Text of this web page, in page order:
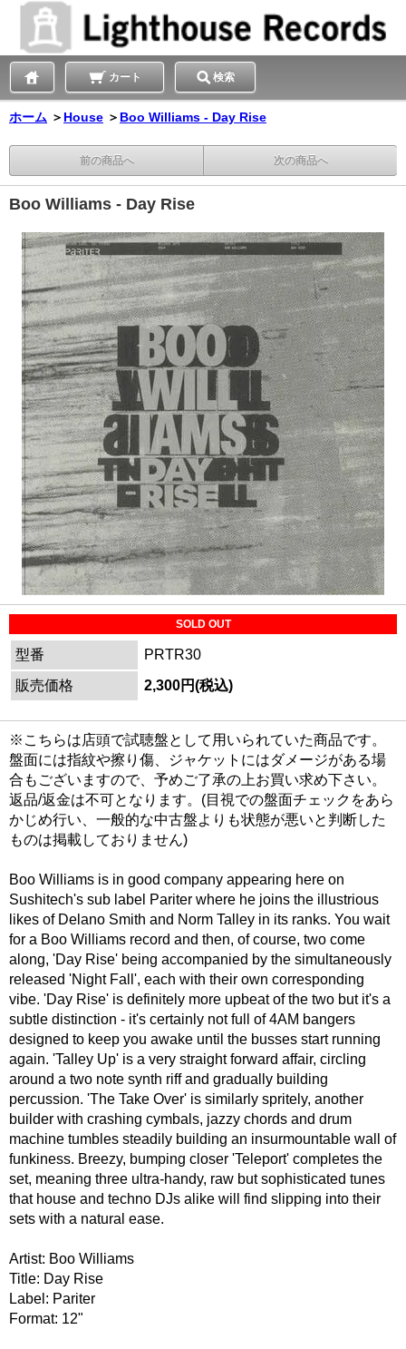
カート 検索
ホーム ＞ House ＞ Boo Williams - Day Rise
前の商品へ 次の商品へ
Boo Williams - Day Rise
SOLD OUT
型番
PRTR30
販売価格
2,300円(税込)
※こちらは店頭で試聴盤として用いられていた商品です。
盤面には指紋や擦り傷、ジャケットにはダメージがある場
合もございますので、予めご了承の上お買い求め下さい。
返品/返金は不可となります。(目視での盤面チェックをあら
かじめ行い、一般的な中古盤よりも状態が悪いと判断した
ものは掲載しておりません)
Boo Williams is in good company appearing here on
Sushitech's sub label Pariter where he joins the illustrious
likes of Delano Smith and Norm Talley in its ranks. You wait
for a Boo Williams record and then, of course, two come
along, 'Day Rise' being accompanied by the simultaneously
released 'Night Fall', each with their own corresponding
vibe. 'Day Rise' is definitely more upbeat of the two but it's a
subtle distinction - it's certainly not full of 4AM bangers
designed to keep you awake until the busses start running
again. 'Talley Up' is a very straight forward affair, circling
around a two note synth riff and gradually building
percussion. 'The Take Over' is similarly spritely, another
builder with crashing cymbals, jazzy chords and drum
machine tumbles steadily building an insurmountable wall of
funkiness. Breezy, bumping closer 'Teleport' completes the
set, meaning three ultra-handy, raw but sophisticated tunes
that house and techno DJs alike will find slipping into their
sets with a natural ease.
Artist: Boo Williams
Title: Day Rise
Label: Pariter
Format: 12"